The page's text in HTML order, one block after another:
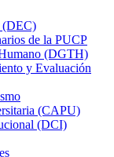
(DEC)
de la PUCP
(DGTH)
y Evaluación
(CAPU)
(DCI)